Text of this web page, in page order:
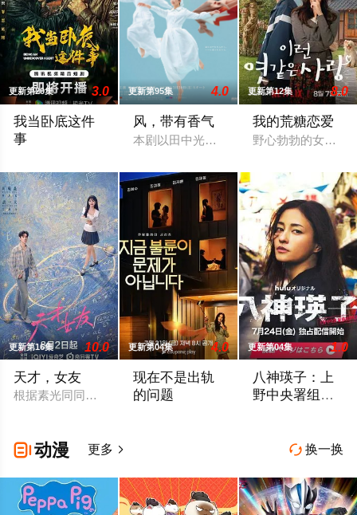
更新第20集 3.0
我当卧底这件
事
更新第95集 4.0
风，带有香气
本剧以田中光著作《明治的南丁格尔 大
更新第12集 8.0
我的荒糖恋爱
野心勃勃的女检察
更新第16集 10.0
天才，女友
根据素光同同名小说改编。江逾白长大以后，林知夏忽然对他说
更新第04集 4.0
现在不是出轨
的问题
更新第04集 1.0
八神瑛子：上
野中央署组织
 换一换
动漫 更多 